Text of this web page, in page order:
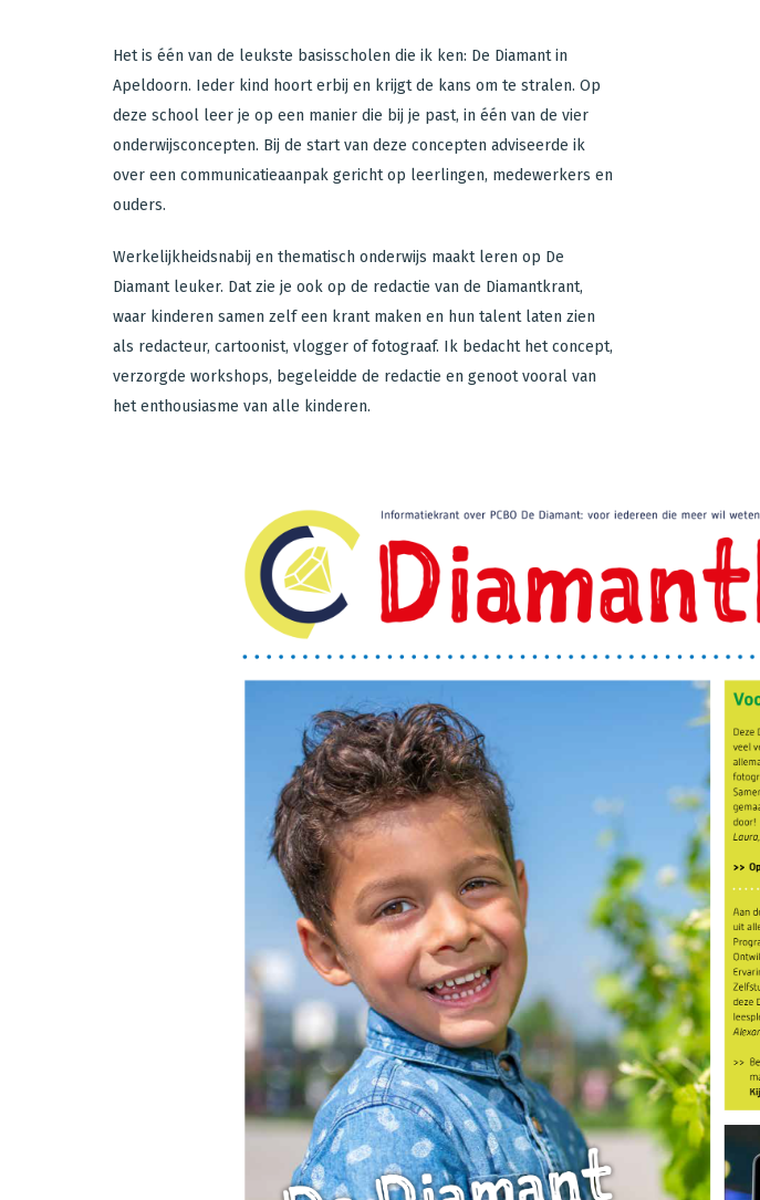
Het is één van de leukste basisscholen die ik ken: De Diamant in
Apeldoorn. Ieder kind hoort erbij en krijgt de kans om te stralen. Op
deze school leer je op een manier die bij je past, in één van de vier
onderwijsconcepten. Bij de start van deze concepten adviseerde ik
over een communicatieaanpak gericht op leerlingen, medewerkers en
ouders.
Werkelijkheidsnabij en thematisch onderwijs maakt leren op De
Diamant leuker. Dat zie je ook op de redactie van de Diamantkrant,
waar kinderen samen zelf een krant maken en hun talent laten zien
als redacteur, cartoonist, vlogger of fotograaf. Ik bedacht het concept,
verzorgde workshops, begeleidde de redactie en genoot vooral van
het enthousiasme van alle kinderen.